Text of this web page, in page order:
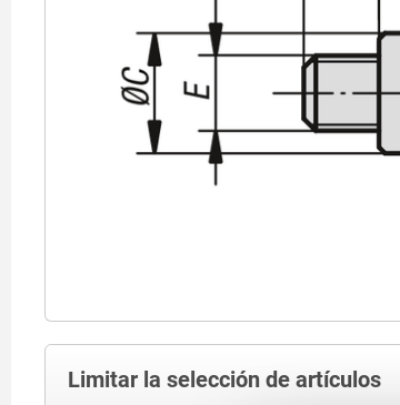
Limitar la selección de artículos